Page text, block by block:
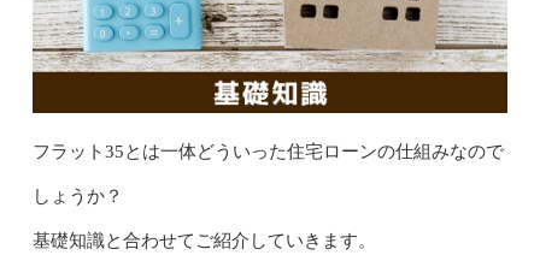
フラット35とは一体どういった住宅ローンの仕組みなので
しょうか？
基礎知識と合わせてご紹介していきます。